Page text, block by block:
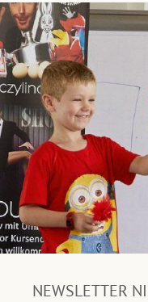
NEWSLETTER